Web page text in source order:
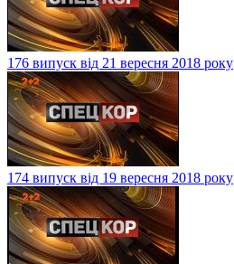
176 випуск від 21 вересня 2018 року
174 випуск від 19 вересня 2018 року